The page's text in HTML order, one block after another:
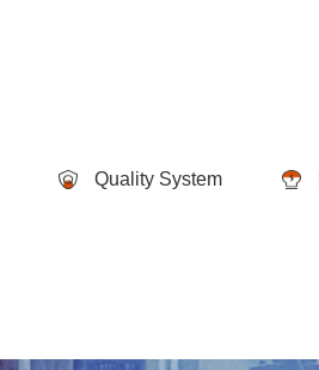
Quality System